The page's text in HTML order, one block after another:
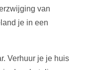
van
je in een
Verhuur je je huis